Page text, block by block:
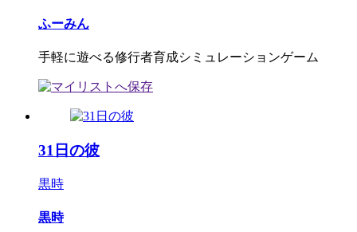
ふーみん
手軽に遊べる修行者育成シミュレーションゲーム
31日の彼
黒時
黒時